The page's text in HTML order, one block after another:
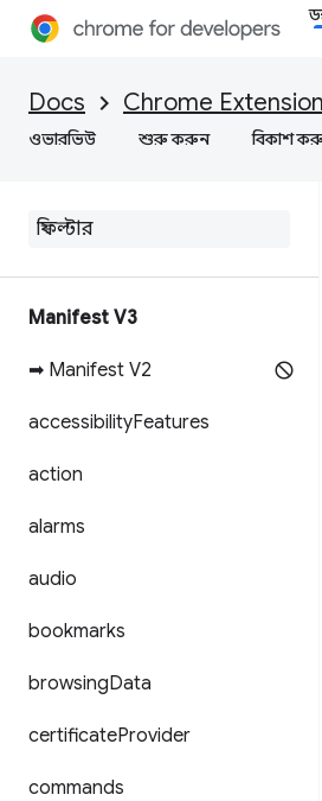
Docs Chrome
ওভারভিউ শুরু করুন বিকাশ
Manifest V3
➡ Manifest V2
accessibilityFeatures
action
alarms
audio
bookmarks
browsingData
certificateProvider
commands